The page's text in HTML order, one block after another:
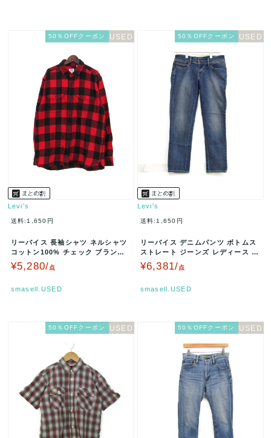
50％OFFクーポン
Levi's
送料:1,650円
リーバイス 長袖シャツ ネルシャツ
コットン100% チェック ブランド
トップス 黒 赤 メンズ …
¥5,280/点
smasell.USED
50％OFFクーポン
Levi's
送料:1,650円
リーバイス デニムパンツ ボトムス
ストレート ジーンズ レディース 2
6サイズ ブルー Levi'…
¥6,381/点
smasell.USED
50％OFFクーポン 50％OFFクーポン